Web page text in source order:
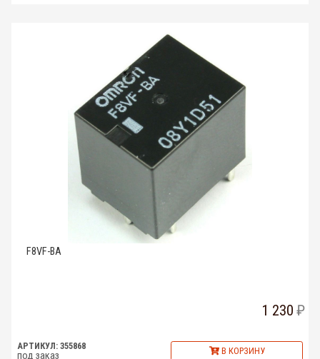
F8VF-BA
1 230
АРТИКУЛ: 355868
под заказ В КОРЗИНУ